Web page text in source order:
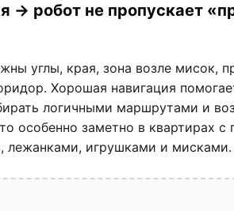
→ робот не пропускает
углы, края, зона возле мисок,
Хорошая навигация
логичными маршрутами и
особенно заметно в квартирах с
лежанками, игрушками и мисками.